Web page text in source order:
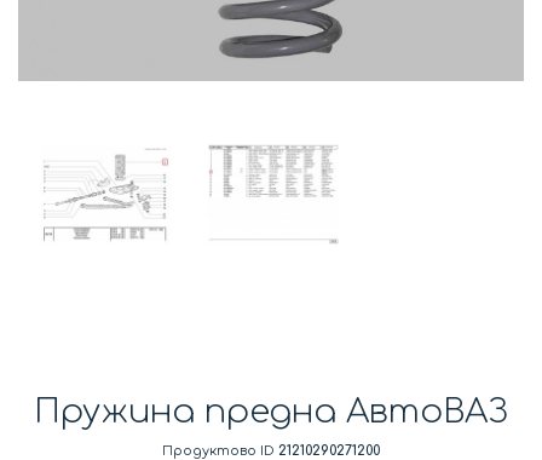
Пружина предна АвтоВАЗ
Продуктово ID 21210290271200